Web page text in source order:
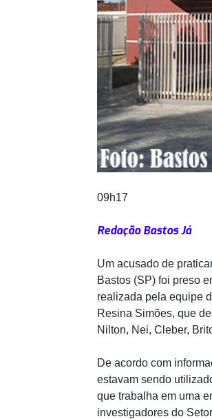
09h17
Redação Bastos Já
Um acusado de
Bastos (SP) foi preso
realizada pela equipe
Resina Simões, que
Nilton, Nei, Cleber,
De acordo com
estavam sendo
que trabalha em uma
investigadores do